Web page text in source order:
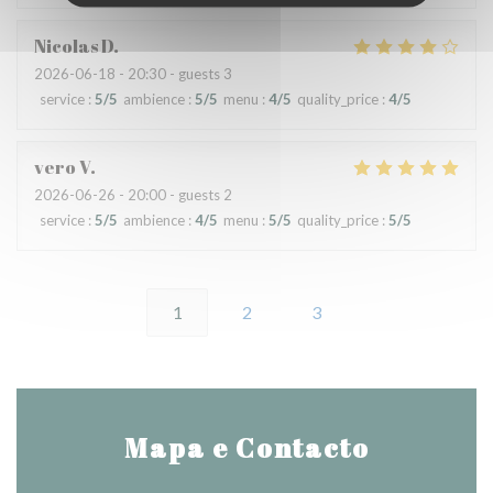
NicolasD
2026-06-18 - 20:30 - guests 3
service : 5/5 ambience : 5/5 menu : 4/5 quality_price : 4/5
veroV
2026-06-26 - 20:00 - guests 2
service :5/5 ambience : 4/5 menu : 5/5 quality_price :5/5
1 2 3
Mapa e Contacto